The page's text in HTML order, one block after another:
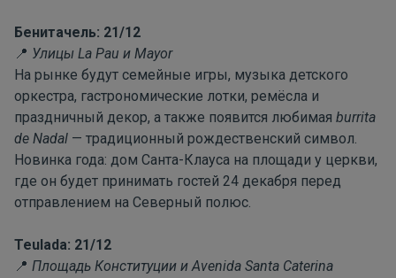
Бенитачель: 21/12
📍 Улицы La Pau и Mayor
На рынке будут семейные игры, музыка детского
оркестра, гастрономические лотки, ремёсла и
праздничный декор, а также появится любимая burrita
de Nadal — традиционный рождественский символ.
Новинка года: дом Санта-Клауса на площади у церкви,
где он будет принимать гостей 24 декабря перед
отправлением на Северный полюс.
Теulada: 21/12
📍 Площадь Конституции иAvenida Santa Caterina